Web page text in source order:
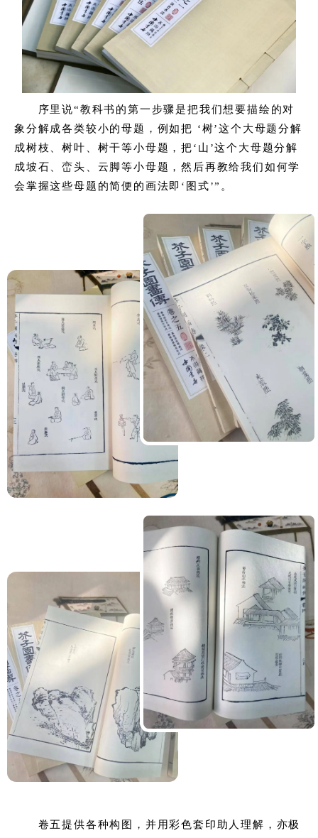
序里说“教科书的第一步骤是把我们想要描绘的对
象分解成各类较小的母题，例如把 ‘树’这个大母题分解
成树枝、树叶、树干等小母题，把‘山’这个大母题分解
成坡石、峦头、云脚等小母题，然后再教给我们如何学
会掌握这些母题的简便的画法即‘图式’”。
卷五提供各种构图，并用彩色套印助人理解，亦极